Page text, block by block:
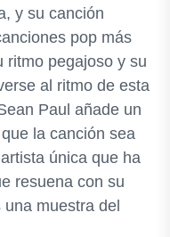
y su canción
pop más
ritmo pegajoso y su
al ritmo de esta
Paul añade un
la canción sea
única que ha
resuena con su
muestra del